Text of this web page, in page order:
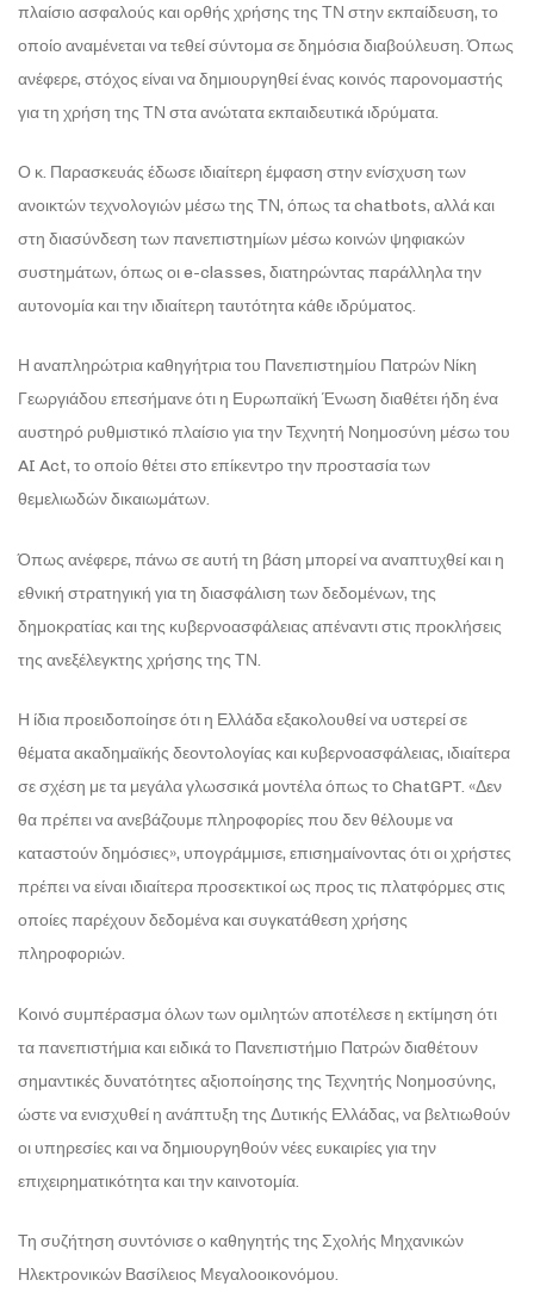
πλαίσιο ασφαλούς και ορθής χρήσης της ΤΝ στην εκπαίδευση, το
οποίο αναμένεται να τεθεί σύντομα σε δημόσια διαβούλευση. Όπως
ανέφερε, στόχος είναι να δημιουργηθεί ένας κοινός παρονομαστής
για τη χρήση της ΤΝ στα ανώτατα εκπαιδευτικά ιδρύματα.
Ο κ. Παρασκευάς έδωσε ιδιαίτερη έμφαση στην ενίσχυση των
ανοικτών τεχνολογιών μέσω της ΤΝ, όπως τα chatbots, αλλά και
στη διασύνδεση των πανεπιστημίων μέσω κοινών ψηφιακών
συστημάτων, όπως οι e-classes, διατηρώντας παράλληλα την
αυτονομία και την ιδιαίτερη ταυτότητα κάθε ιδρύματος.
Η αναπληρώτρια καθηγήτρια του Πανεπιστημίου Πατρών Νίκη
Γεωργιάδου επεσήμανε ότι η Ευρωπαϊκή Ένωση διαθέτει ήδη ένα
αυστηρό ρυθμιστικό πλαίσιο για την Τεχνητή Νοημοσύνη μέσω του
AI Act, το οποίο θέτει στο επίκεντρο την προστασία των
θεμελιωδών δικαιωμάτων.
Όπως ανέφερε, πάνω σε αυτή τη βάση μπορεί να αναπτυχθεί και η
εθνική στρατηγική για τη διασφάλιση των δεδομένων, της
δημοκρατίας και της κυβερνοασφάλειας απέναντι στις προκλήσεις
της ανεξέλεγκτης χρήσης της ΤΝ.
Η ίδια προειδοποίησε ότι η Ελλάδα εξακολουθεί να υστερεί σε
θέματα ακαδημαϊκής δεοντολογίας και κυβερνοασφάλειας, ιδιαίτερα
σε σχέση με τα μεγάλα γλωσσικά μοντέλα όπως το ChatGPT. «Δεν
θα πρέπει να ανεβάζουμε πληροφορίες που δεν θέλουμε να
καταστούν δημόσιες», υπογράμμισε, επισημαίνοντας ότι οι χρήστες
πρέπει να είναι ιδιαίτερα προσεκτικοί ως προς τις πλατφόρμες στις
οποίες παρέχουν δεδομένα και συγκατάθεση χρήσης
πληροφοριών.
Κοινό συμπέρασμα όλων των ομιλητών αποτέλεσε η εκτίμηση ότι
τα πανεπιστήμια και ειδικά το Πανεπιστήμιο Πατρών διαθέτουν
σημαντικές δυνατότητες αξιοποίησης της Τεχνητής Νοημοσύνης,
ώστε να ενισχυθεί η ανάπτυξη της Δυτικής Ελλάδας, να βελτιωθούν
οι υπηρεσίες και να δημιουργηθούν νέες ευκαιρίες για την
επιχειρηματικότητα και την καινοτομία.
Τη συζήτηση συντόνισε ο καθηγητής της Σχολής Μηχανικών
Ηλεκτρονικών Βασίλειος Μεγαλοοικονόμου.